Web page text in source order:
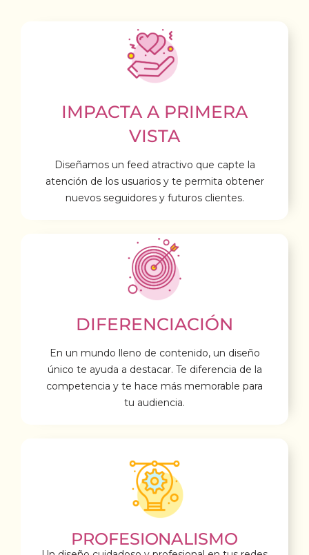
IMPACTA A PRIMERA
VISTA
Diseñamos un feed atractivo que capte la
atención de los usuarios y te permita obtener
nuevos seguidores y futuros clientes.
DIFERENCIACIÓN
En un mundo lleno de contenido, un diseño
único te ayuda a destacar. Te diferencia de la
competencia y te hace más memorable para
tu audiencia.
PROFESIONALISMO